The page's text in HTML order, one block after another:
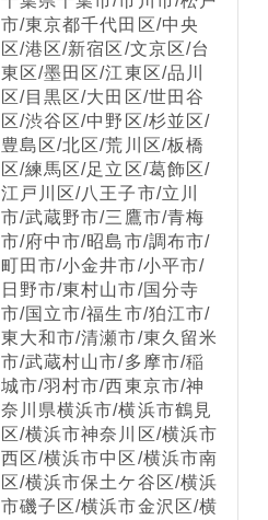
市/東京都千代田区/中央
区/港区/新宿区/文京区/台
東区/墨田区/江東区/品川
区/目黒区/大田区/世田谷
区/渋谷区/中野区/杉並区/
豊島区/北区/荒川区/板橋
区/練馬区/足立区/葛飾区/
江戸川区/八王子市/立川
市/武蔵野市/三鷹市/青梅
市/府中市/昭島市/調布市/
町田市/小金井市/小平市/
日野市/東村山市/国分寺
市/国立市/福生市/狛江市/
東大和市/清瀬市/東久留米
市/武蔵村山市/多摩市/稲
城市/羽村市/西東京市/神
奈川県横浜市/横浜市鶴見
区/横浜市神奈川区/横浜市
西区/横浜市中区/横浜市南
区/横浜市保土ケ谷区/横浜
市磯子区/横浜市金沢区/横